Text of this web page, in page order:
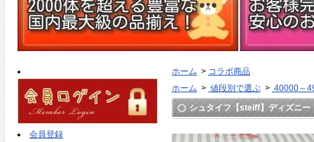
会員登録
ホーム > コラボ商品
ホーム > 値段別で選ぶ > 40000～
シュタイフ【steiff】ディズ